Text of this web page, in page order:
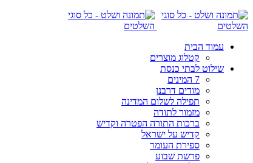
עמוד הבית
קטלוג מוצרים
שילוט לבתי כנסת
7 המינים
מודים דרבנן
תפילה לשלום המדינה
מזמור לתודה
ברכות התורה הפטרה וקדיש
קדיש על ישראל
ספירת העומר
פרשת שבוע